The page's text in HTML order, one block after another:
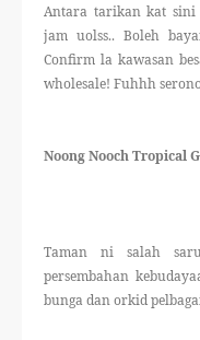
Antara tarikan kat sini
jam uolss.. Boleh
Confirm la kawasan
wholesale! Fuhhh
Noong Nooch Tropical
Taman ni salah
persembahan
bunga dan orkid